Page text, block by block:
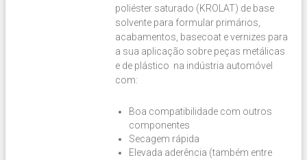
poliéster saturado (KROLAT) de base
solvente para formular primários,
acabamentos, basecoat e vernizes para
a sua aplicação sobre peças metálicas
e de plástico na indústria automóvel
com:
Boa compatibilidade com outros
componentes
Secagem rápida
Elevada aderência (também entre